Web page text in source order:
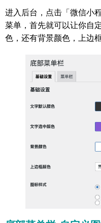
进入后台，点击「微信小
菜单，首先就可以让你自
色，还有背景颜色，上边